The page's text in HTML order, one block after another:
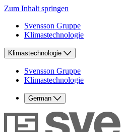
Zum Inhalt springen
Svensson Gruppe
Klimastechnologie
Klimastechnologie
Svensson Gruppe
Klimastechnologie
German